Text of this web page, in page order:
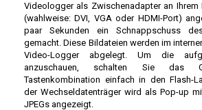
Videologger als Zwischenadapter an Ihrem
(wahlweise: DVI, VGA oder HDMI-Port)
paar Sekunden ein Schnappschuss
gemacht. Diese Bildateien werden im
Video-Logger abgelegt. Um die
anzuschauen, schalten Sie das
Tastenkombination einfach in den Flash-
der Wechseldatenträger wird als Pop-up
JPEGs angezeigt.